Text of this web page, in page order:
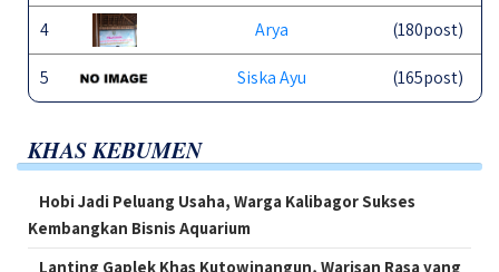
4 Arya (180post)
5 Siska Ayu (165post)
KHAS KEBUMEN
Hobi Jadi Peluang Usaha, Warga Kalibagor Sukses
Kembangkan Bisnis Aquarium
Lanting Gaplek Khas Kutowinangun, Warisan Rasa yang